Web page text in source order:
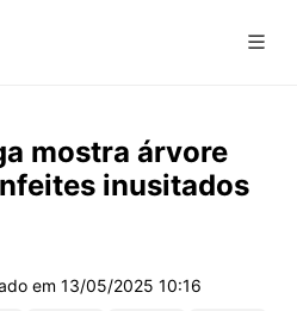
mostra árvore
inusitados
em 13/05/2025 10:16